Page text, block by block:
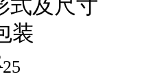
式及尺寸
装
25